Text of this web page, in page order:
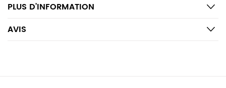
PLUS D’INFORMATION
AVIS